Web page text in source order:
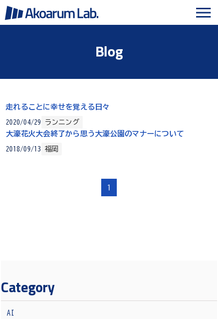
Blog
走れることに幸せを覚える日々
2020/04/29 ランニング
大濠花火大会終了から思う大濠公園のマナーについて
2018/09/13 福岡
1
Category
AI